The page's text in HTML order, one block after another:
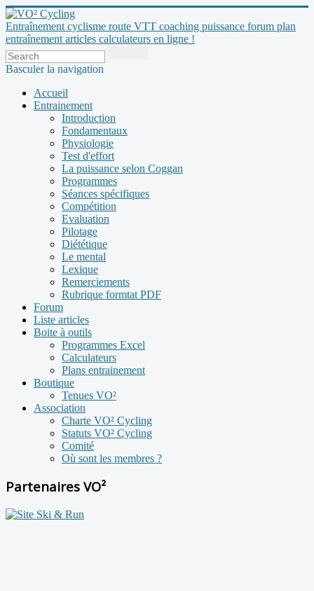
Entraînement cyclisme route VTT coaching puissance forum plan
entraînement articles calculateurs en ligne !
Basculer la navigation
Accueil
Entrainement
Introduction
Fondamentaux
Physiologie
Test d'effort
La puissance selon Coggan
Programmes
Séances spécifiques
Compétition
Evaluation
Pilotage
Diététique
Le mental
Lexique
Remerciements
Rubrique formtat PDF
Forum
Liste articles
Boite à outils
Programmes Excel
Calculateurs
Plans entrainement
Boutique
Tenues VO²
Association
Charte VO² Cycling
Statuts VO² Cycling
Comité
Où sont les membres ?
Partenaires VO²